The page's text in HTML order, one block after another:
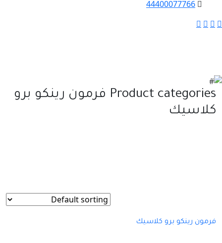
44400077766
Product categories فرمون رينكو برو
كلاسيك
فرمون رينكو برو كلاسيك